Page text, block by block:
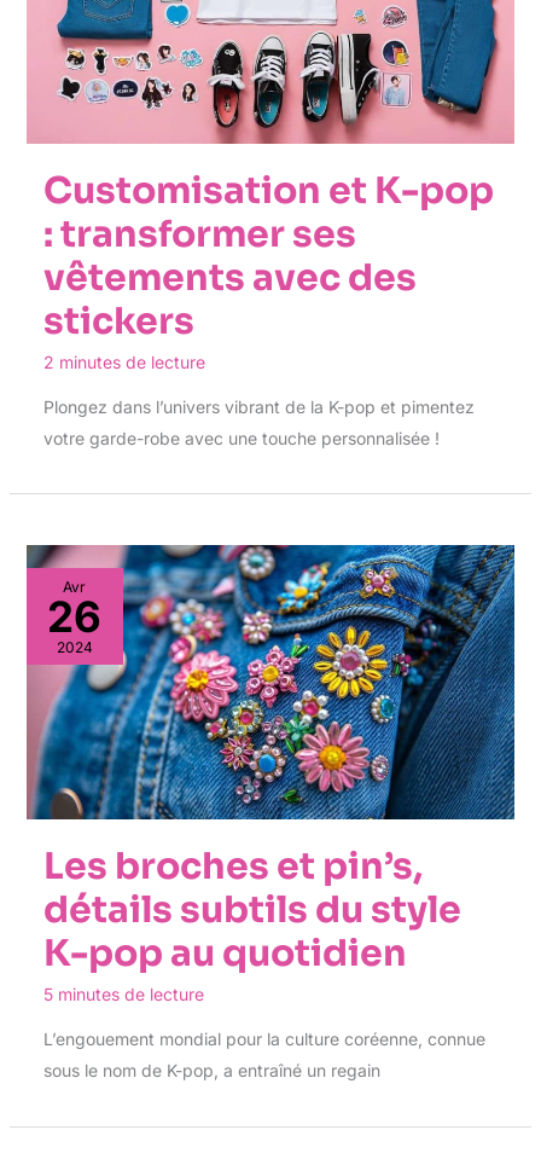
Customisation et K-pop
: transformer ses
vêtements avec des
stickers
2 minutes de lecture
Plongez dans l’univers vibrant de la K-pop et pimentez
votre garde-robe avec une touche personnalisée !
Avr
26
2024
Les broches et pin’s,
détails subtils du style
K-pop au quotidien
5 minutes de lecture
L’engouement mondial pour la culture coréenne, connue
sous le nom de K-pop, a entraîné un regain